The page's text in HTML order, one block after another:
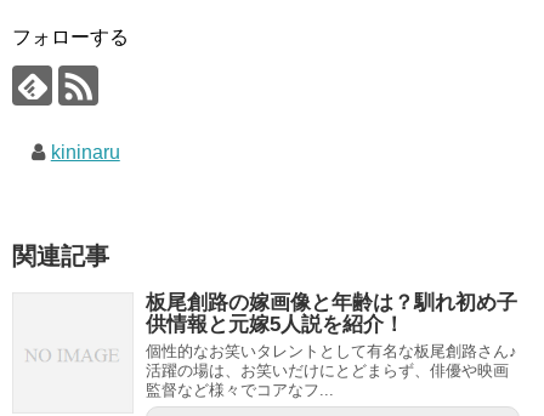
フォローする
kininaru
関連記事
板尾創路の嫁画像と年齢は？馴れ初め子
供情報と元嫁5人説を紹介！
個性的なお笑いタレントとして有名な板尾創路さん♪
活躍の場は、お笑いだけにとどまらず、俳優や映画
監督など様々でコアなフ...